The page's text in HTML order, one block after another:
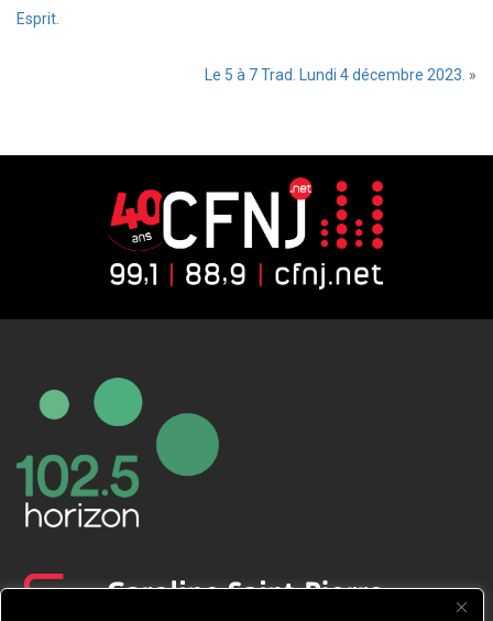
Esprit.
Le 5 à 7 Trad. Lundi 4 décembre 2023. »